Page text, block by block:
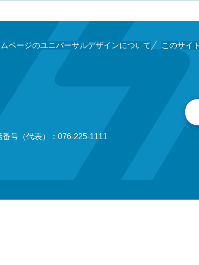
ページのユニバーサルデザインについて このサイ
番号（代表）：076-225-1111